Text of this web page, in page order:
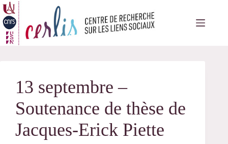
Passer
au
contenu
13 septembre –
Soutenance de thèse de
Jacques-Erick Piette